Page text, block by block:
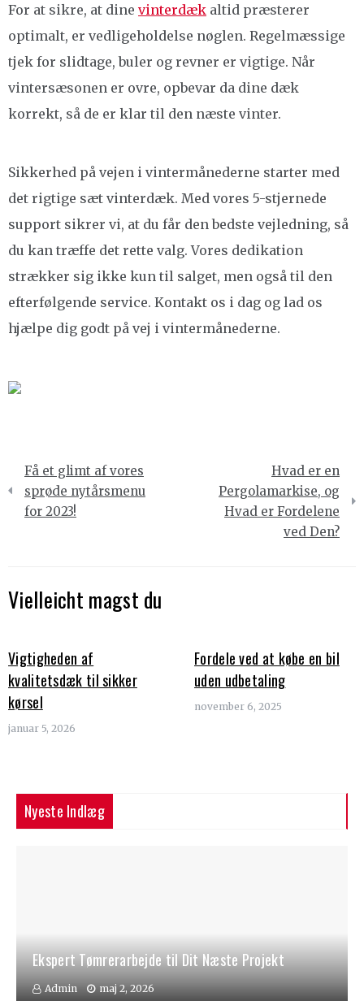
For at sikre, at dine vinterdæk altid præsterer
optimalt, er vedligeholdelse nøglen. Regelmæssige
tjek for slidtage, buler og revner er vigtige. Når
vintersæsonen er ovre, opbevar da dine dæk
korrekt, så de er klar til den næste vinter.
Sikkerhed på vejen i vintermånederne starter med
det rigtige sæt vinterdæk. Med vores 5-stjernede
support sikrer vi, at du får den bedste vejledning, så
du kan træffe det rette valg. Vores dedikation
strækker sig ikke kun til salget, men også til den
efterfølgende service. Kontakt os i dag og lad os
hjælpe dig godt på vej i vintermånederne.
Indlægsnavigation
Få et glimt af vores
sprøde nytårsmenu
for 2023!
Hvad er en
Pergolamarkise, og
Hvad er Fordelene
ved Den?
Vielleicht magst du
Vigtigheden af
kvalitetsdæk til sikker
kørsel
januar 5, 2026
Fordele ved at købe en bil
uden udbetaling
november 6, 2025
Nyeste Indlæg
Ekspert Tømrerarbejde til Dit Næste Projekt
Admin maj 2, 2026